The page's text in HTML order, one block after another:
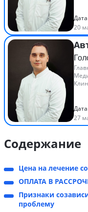
20
27
Содержание
Цена на лечение
ОПЛАТА В
Признаки
проблему